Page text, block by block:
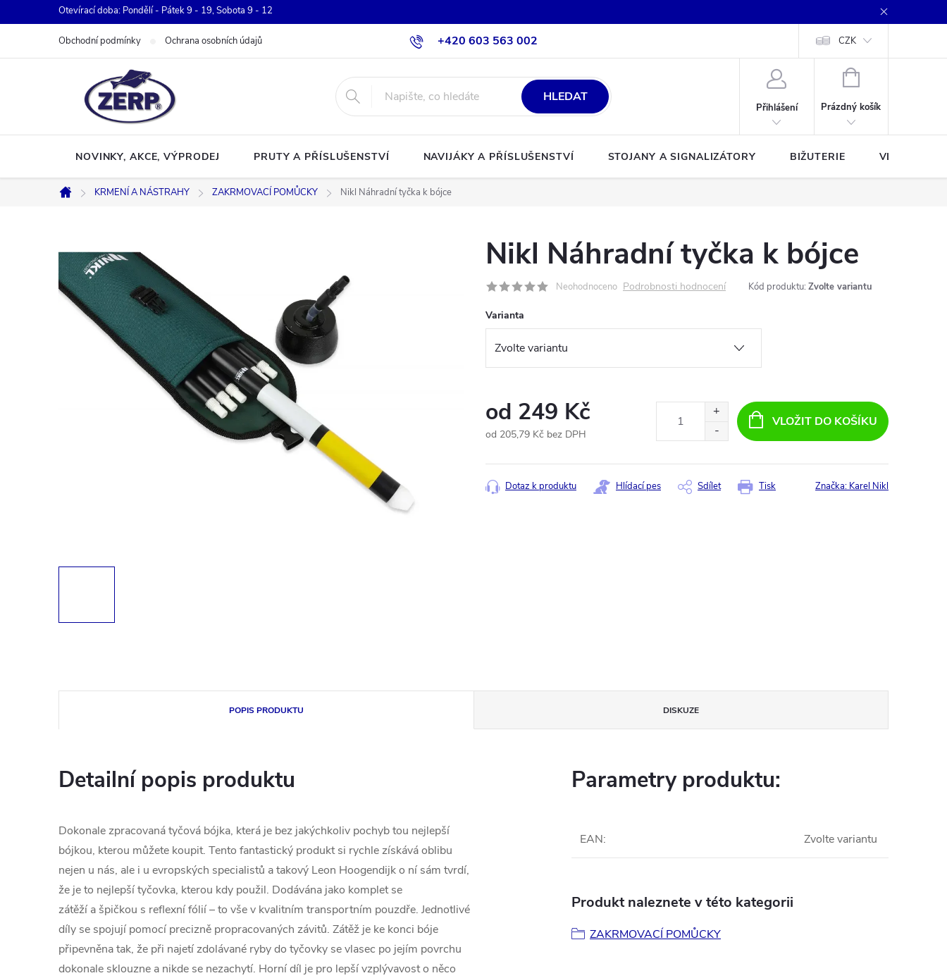
na
Otevírací doba: Pondělí - Pátek 9 - 19, Sobota 9 - 12
+420 603 563 002
Obchodní podmínky Ochrana osobních údajů CZK
HLEDAT
Přihlášení
NÁKUPNÍ
Prázdný košík
NOVINKY, AKCE, VÝPRODEJ PRUTY A PŘÍSLUŠENSTVÍ NAVIJÁKY A PŘÍSLUŠENSTVÍ STOJANY A SIGNALIZÁTORY BIŽUTERIE VLASCE A
Domů
KRMENÍ A NÁSTRAHY ZAKRMOVACÍ POMŮCKY Nikl Náhradní tyčka k bójce
Nikl Náhradní tyčka k bójce
Neohodnoceno Podrobnosti hodnocení Kód produktu: Zvolte variantu
Varianta
od 249 Kč
od 205,79 Kč bez DPH
cena:
VLOŽIT DO KOŠÍKU
Tisk
Dotaz k produktu Hlídací pes Sdílet Značka: Karel Nikl
POPIS PRODUKTU DISKUZE
Detailní popis produktu
Dokonale zpracovaná tyčová bójka, která je bez jakýchkoliv pochyb tou nejlepší
bójkou, kterou můžete koupit. Tento fantastický produkt si rychle získává oblibu
nejen u nás, ale i u evropských specialistů a takový Leon Hoogendijk o ní sám tvrdí,
že je to nejlepší tyčovka, kterou kdy použil. Dodávána jako komplet se
zátěží a špičkou s reflexní fólií – to vše v kvalitním transportním pouzdře. Jednotlivé
díly se spojují pomocí precizně propracovaných závitů. Zátěž je ke konci bóje
připevněna tak, že při najetí zdolávané ryby do tyčovky se vlasec po jejím povrchu
dokonale sklouzne a nikde se nezachytí. Horní díl je pro lepší vzplývavost o něco
Parametry produktu:
EAN: Zvolte variantu
Produkt naleznete v této kategorii
ZAKRMOVACÍ POMŮCKY